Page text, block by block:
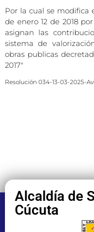
Por la cual se modifica
de enero 12 de 2018
asignan las
sistema de
obras publicas
2017″
Resolución 034-13-03-2025-
Alcaldía de
Cúcuta